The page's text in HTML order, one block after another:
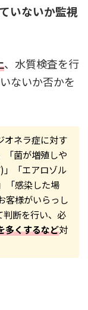
いないか監視
、水質検査を行
ないか否かを
オネラ症に対す
「菌が増殖しや
」「エアロゾル
「感染した場
客様がいらっし
判断を行い、必
多くするなど対